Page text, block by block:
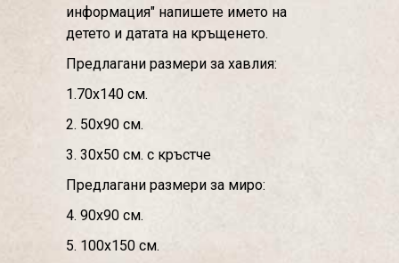
информация" напишете името на
детето и датата на кръщенето.
Предлагани размери за хавлия:
1.70х140 см.
2. 50х90 см.
3. 30х50 см. с кръстче
Предлагани размери за миро:
4. 90х90 см.
5. 100х150 см.